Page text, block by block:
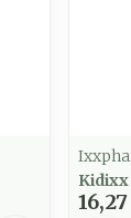
Kidixx